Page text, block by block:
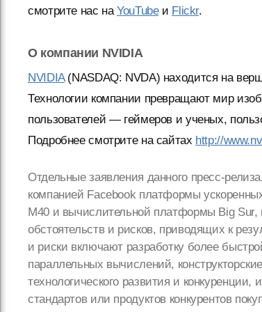
смотрите нас наYouTubeи Flickr.
О компании NVIDIA
NVIDIA(NASDAQ: NVDA) находится на
Технологии компании превращают мир
пользователей — геймеров и ученых,
Подробнее смотрите на сайтах http://
Отдельные заявления данного пресс-
компанией Facebook платформы
M40 и вычислительной платформы Big Sur,
обстоятельств и рисков, приводящих к
и риски включают разработку более
параллельных вычислений,
технологического развития и
стандартов или продуктов конкурентов